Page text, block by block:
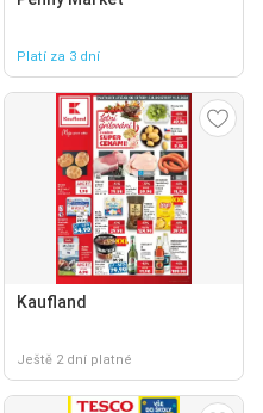
Platí za 3 dní
Kaufland
Ještě 2 dní platné